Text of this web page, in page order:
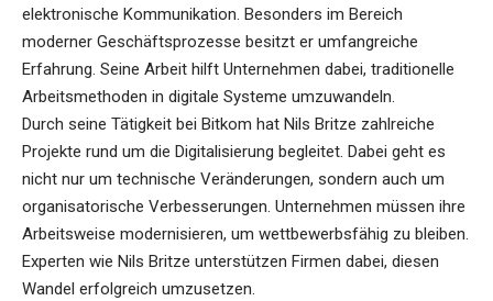
elektronische Kommunikation. Besonders im Bereich
moderner Geschäftsprozesse besitzt er umfangreiche
Erfahrung. Seine Arbeit hilft Unternehmen dabei, traditionelle
Arbeitsmethoden in digitale Systeme umzuwandeln.
Durch seine Tätigkeit bei Bitkom hat Nils Britze zahlreiche
Projekte rund um die Digitalisierung begleitet. Dabei geht es
nicht nur um technische Veränderungen, sondern auch um
organisatorische Verbesserungen. Unternehmen müssen ihre
Arbeitsweise modernisieren, um wettbewerbsfähig zu bleiben.
Experten wie Nils Britze unterstützen Firmen dabei, diesen
Wandel erfolgreich umzusetzen.